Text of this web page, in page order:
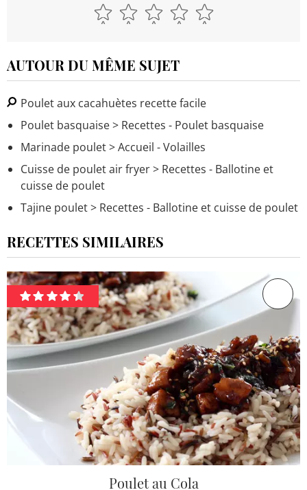
AUTOUR DU MÊME SUJET
Poulet aux cacahuètes recette facile
Poulet basquaise> Recettes - Poulet basquaise
Marinade poulet> Accueil - Volailles
Cuisse de poulet air fryer> Recettes - Ballotine et
cuisse de poulet
Tajine poulet> Recettes - Ballotine et cuisse de poulet
RECETTES SIMILAIRES
Poulet au Cola